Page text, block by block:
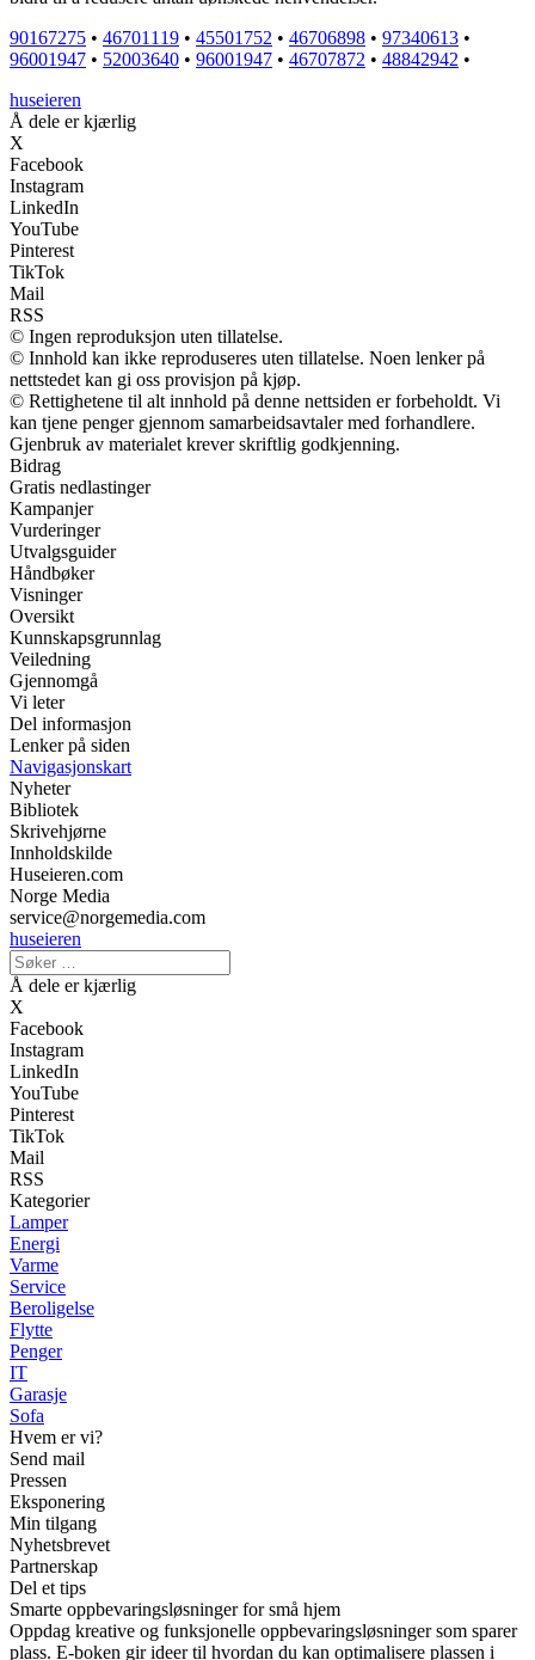
90167275 • 46701119 • 45501752 • 46706898 • 97340613 •
96001947 • 52003640 • 96001947 • 46707872 • 48842942 •
huseieren
Å dele er kjærlig
X
Facebook
Instagram
LinkedIn
YouTube
Pinterest
TikTok
Mail
RSS
© Ingen reproduksjon uten tillatelse.
© Innhold kan ikke reproduseres uten tillatelse. Noen lenker på
nettstedet kan gi oss provisjon på kjøp.
© Rettighetene til alt innhold på denne nettsiden er forbeholdt. Vi
kan tjene penger gjennom samarbeidsavtaler med forhandlere.
Gjenbruk av materialet krever skriftlig godkjenning.
Bidrag
Gratis nedlastinger
Kampanjer
Vurderinger
Utvalgsguider
Håndbøker
Visninger
Oversikt
Kunnskapsgrunnlag
Veiledning
Gjennomgå
Vi leter
Del informasjon
Lenker på siden
Navigasjonskart
Nyheter
Bibliotek
Skrivehjørne
Innholdskilde
Huseieren.com
Norge Media
service@norgemedia.com
huseieren
Å dele er kjærlig
X
Facebook
Instagram
LinkedIn
YouTube
Pinterest
TikTok
Mail
RSS
Kategorier
Lamper
Energi
Varme
Service
Beroligelse
Flytte
Penger
IT
Garasje
Sofa
Hvem er vi?
Send mail
Pressen
Eksponering
Min tilgang
Nyhetsbrevet
Partnerskap
Del et tips
Smarte oppbevaringsløsninger for små hjem
Oppdag kreative og funksjonelle oppbevaringsløsninger som sparer
plass. E-boken gir ideer til hvordan du kan optimalisere plassen i